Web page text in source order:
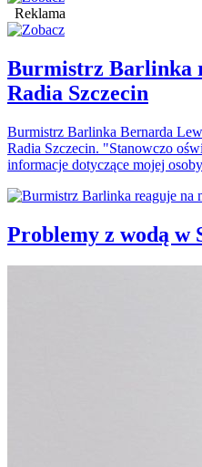
Reklama
Burmistrz Barlinka
Radia Szczecin
Burmistrz Barlinka Bernarda
Radia Szczecin. "Stanowczo
informacje dotyczące mojej
Problemy z wodą w